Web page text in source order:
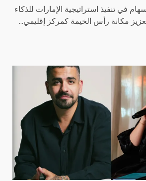
في تنفيذ استراتيجية الإمارات للذكاء